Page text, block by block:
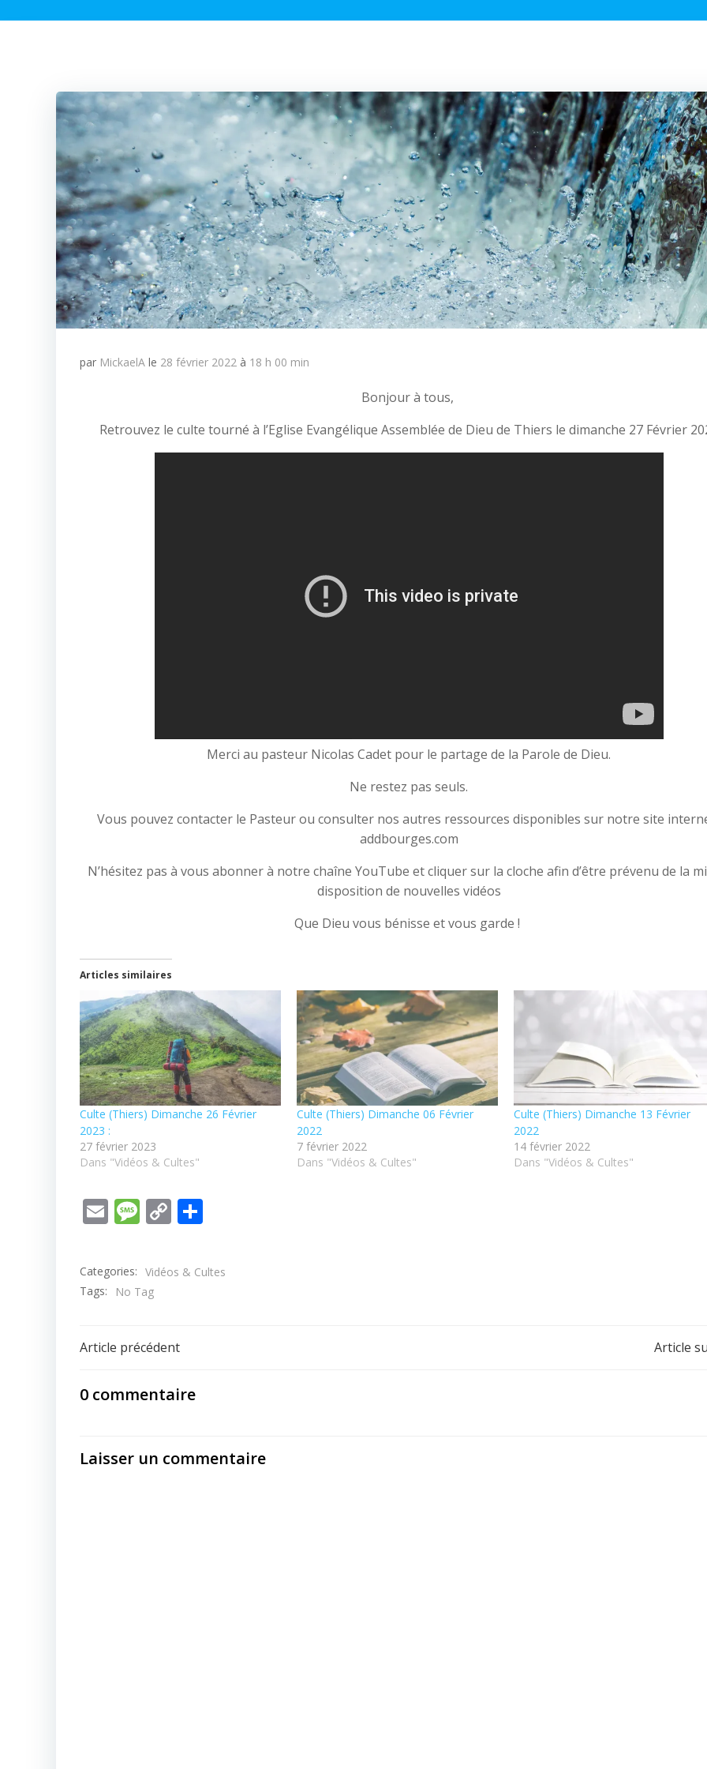
par MickaelA le 28 février 2022 à 18 h 00 min
Bonjour à tous,
Retrouvez le culte tourné à l’Eglise Evangélique Assemblée de Dieu de Thiers le dimanche 27 Février
Merci au pasteur Nicolas Cadet pour le partage de la Parole de Dieu.
Ne restez pas seuls.
Vous pouvez contacter le Pasteur ou consulter nos autres ressources disponibles sur notre site
addbourges.com
N’hésitez pas à vous abonner à notre chaîne YouTube et cliquer sur la cloche afin d’être prévenu de la
disposition de nouvelles vidéos
Que Dieu vous bénisse et vous garde !
Articles similaires
Culte (Thiers) Dimanche 26 Février
2023 :
27 février 2023
Dans "Vidéos & Cultes"
Culte (Thiers) Dimanche 06 Février
2022
7 février 2022
Dans "Vidéos & Cultes"
Culte (Thiers) Dimanche 13 Février
2022
14 février 2022
Dans "Vidéos & Cultes"
EmailMessage
Copy
Link
Categories: Vidéos & Cultes
Tags:
No Tag
Post
navigation
Article précédent Article
0 commentaire
Laisser un commentaire